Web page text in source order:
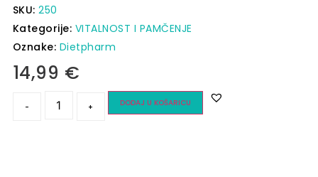
SKU:250
Kategorije: VITALNOST I PAMČENJE
Oznake: Dietpharm
14,99 €
- + DODAJ U KOŠARICU